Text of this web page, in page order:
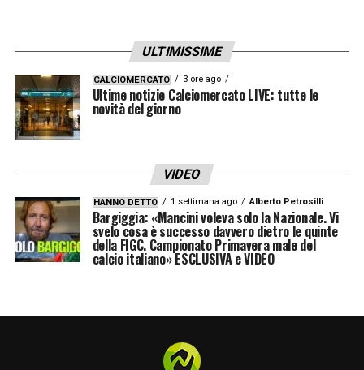
ULTIMISSIME
CALCIOMERCATO 3 ore ago
Ultime notizie Calciomercato LIVE: tutte le
novità del giorno
VIDEO
HANNO DETTO 1 settimana ago Alberto Petrosilli
Bargiggia: «Mancini voleva solo la Nazionale. Vi
svelo cosa è successo davvero dietro le quinte
della FIGC. Campionato Primavera male del
calcio italiano» ESCLUSIVA e VIDEO